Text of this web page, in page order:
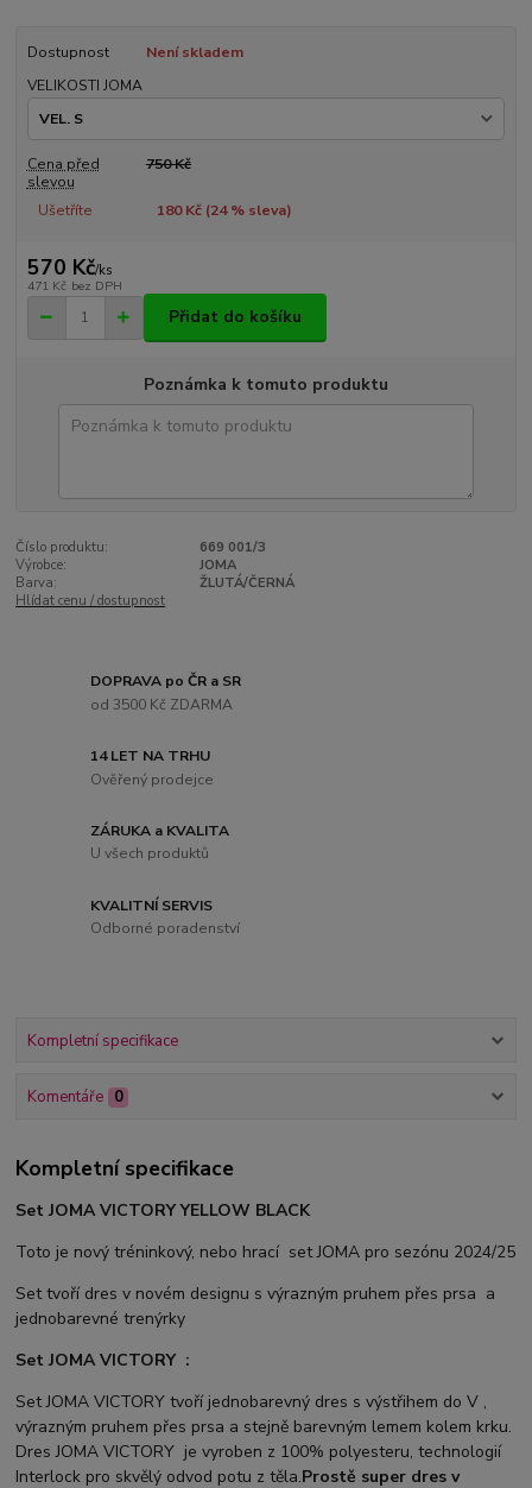
Dostupnost
Není skladem
VELIKOSTI JOMA
Cena před
slevou
750 Kč
Ušetříte 180 Kč (24% sleva)
570 Kč/ks
471 Kč bez DPH
Přidat do košíku
Poznámka k tomuto produktu
Číslo produktu:
669 001/3
Výrobce:
JOMA
Barva:
ŽLUTÁ/ČERNÁ
Hlídat cenu / dostupnost
DOPRAVA po ČR a SR
od 3500 Kč ZDARMA
14 LET NA TRHU
Ověřený prodejce
ZÁRUKA a KVALITA
U všech produktů
KVALITNÍ SERVIS
Odborné poradenství
Kompletní specifikace
Komentáře 0
Kompletní specifikace
Set JOMA VICTORY YELLOW BLACK
Toto je nový tréninkový, nebo hrací set JOMA pro sezónu 2024/25
Set tvoří dres v novém designu s výrazným pruhem přes prsa a
jednobarevné trenýrky
Set JOMA VICTORY :
Set JOMA VICTORY tvoří jednobarevný dres s výstřihem do V ,
výrazným pruhem přes prsa a stejně barevným lemem kolem krku.
Dres JOMA VICTORY je vyroben z 100% polyesteru, technologií
Interlock pro skvělý odvod potu z těla.Prostě super dres v